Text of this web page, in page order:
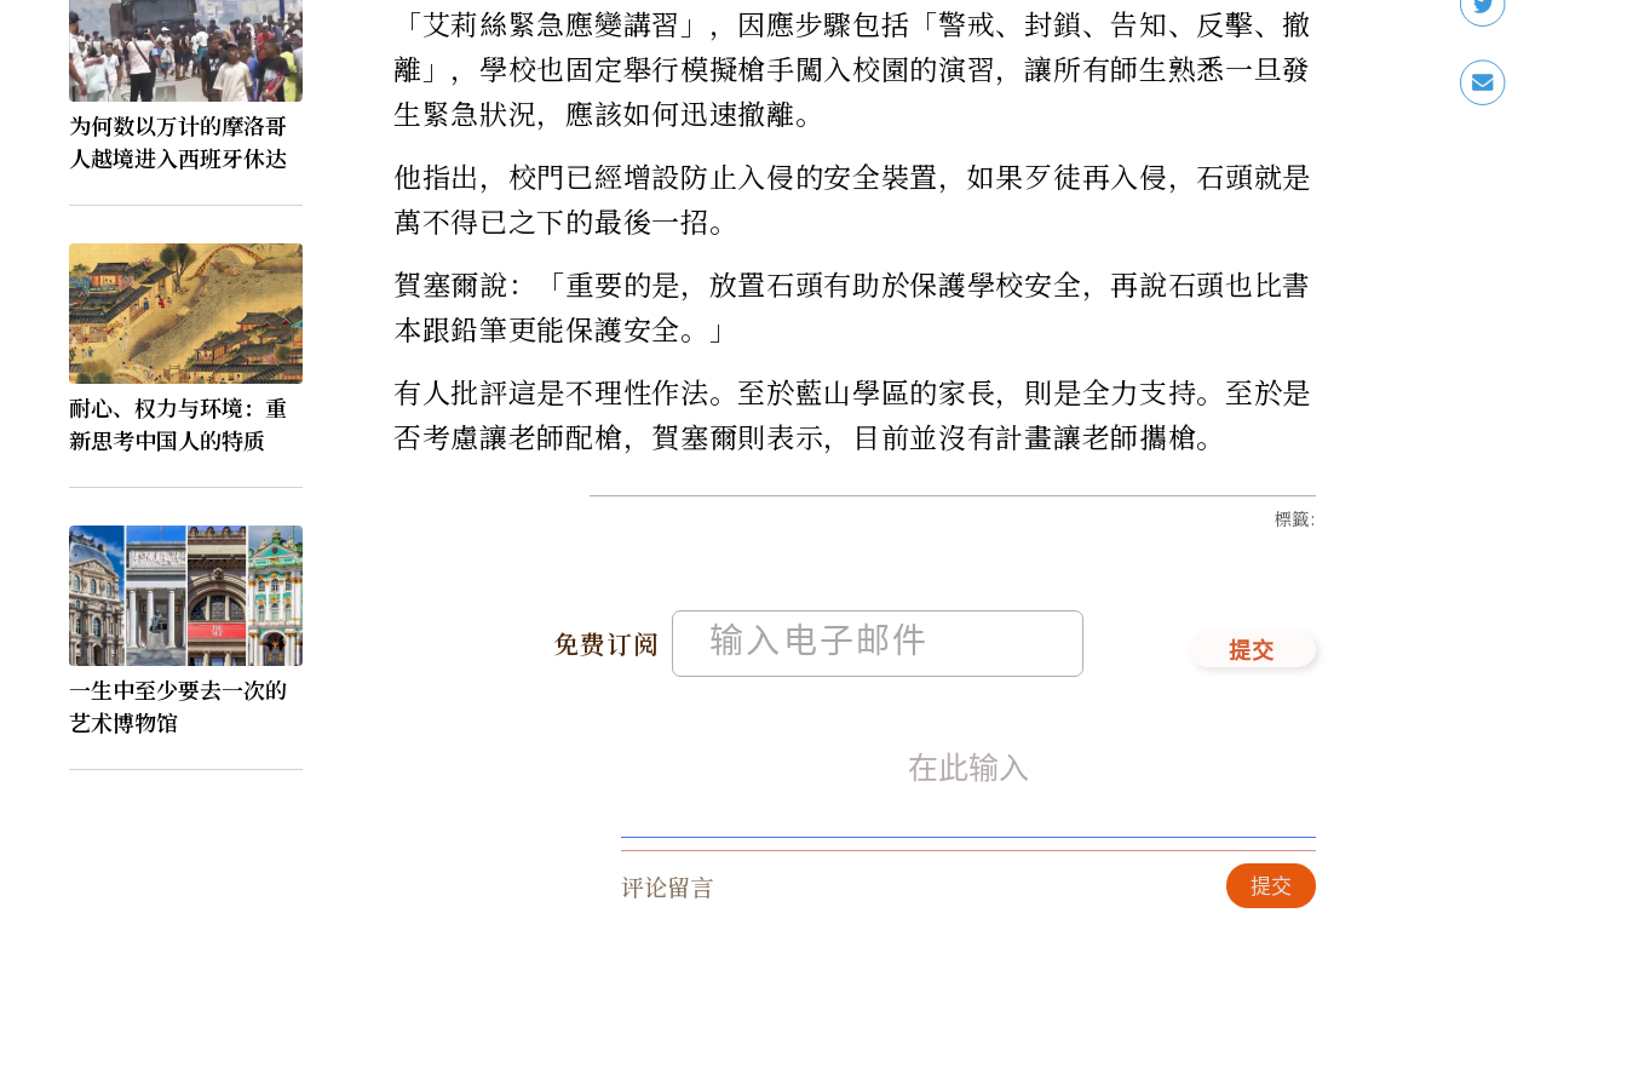
为何数以万计的摩洛哥
人越境进入西班牙休达
耐心、权力与环境：重
新思考中国人的特质
一生中至少要去一次的
艺术博物馆
「艾莉絲緊急應變講習」，因應步驟包括「警戒、封鎖、告知、反擊、撤
離」，學校也固定舉行模擬槍手闖入校園的演習，讓所有師生熟悉一旦發
生緊急狀況，應該如何迅速撤離。
他指出，校門已經增設防止入侵的安全裝置，如果歹徒再入侵，石頭就是
萬不得已之下的最後一招。
賀塞爾說：「重要的是，放置石頭有助於保護學校安全，再說石頭也比書
本跟鉛筆更能保護安全。」
有人批評這是不理性作法。至於藍山學區的家長，則是全力支持。至於是
否考慮讓老師配槍，賀塞爾則表示，目前並沒有計畫讓老師攜槍。
免费订阅 提交
標籤:
评论留言 提交